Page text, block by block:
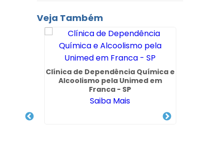
Veja Também
Clínica de Dependência Química e
Alcoolismo pela Unimed em
Franca - SP
Saiba Mais